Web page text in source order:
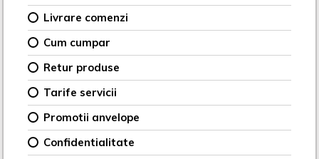
Livrare comenzi
Cum cumpar
Retur produse
Tarife servicii
Promotii anvelope
Confidentialitate